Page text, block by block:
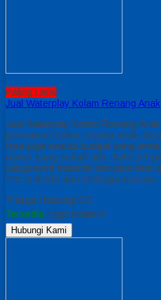
Paling Laris
Jual Waterplay Kolam Renang Anak
Jual Waterplay Kolam Renang
permainan kolam renang anak,
bisa juga sesuai budget yang
nomer yang sudah ada. Satu set
playground material dari pipa besi
7×5 m terdiri dari berbagai macam…
*Harga Hubungi CS
Tersedia / pgn kolam A
Hubungi Kami